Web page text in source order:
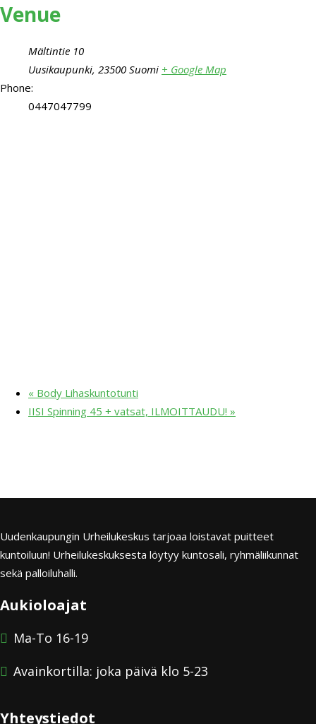
Venue
Mältintie 10
Uusikaupunki, 23500 Suomi + Google Map
Phone:
0447047799
« Body Lihaskuntotunti
IISI Spinning 45 + vatsat, ILMOITTAUDU! »
Uudenkaupungin Urheilukeskus tarjoaa loistavat puitteet
kuntoiluun! Urheilukeskuksesta löytyy kuntosali, ryhmäliikunnat
sekä palloiluhalli.
Aukioloajat
Ma-To 16-19
Avainkortilla: joka päivä klo 5-23
Yhteystiedot